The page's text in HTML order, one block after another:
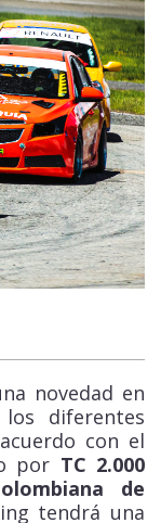
novedad en
diferentes
con el
por TC 2.000
de
tendrá una